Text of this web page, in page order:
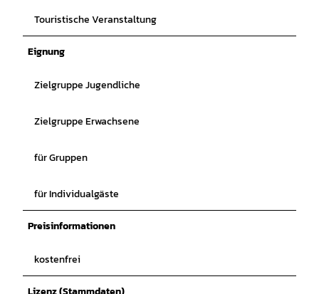
Touristische Veranstaltung
Eignung
Zielgruppe Jugendliche
Zielgruppe Erwachsene
für Gruppen
für Individualgäste
Preisinformationen
kostenfrei